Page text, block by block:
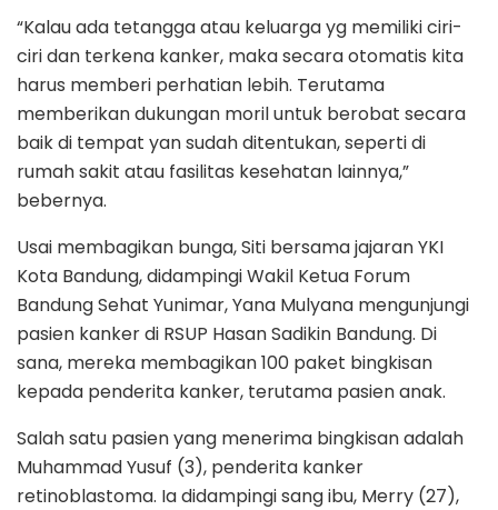
“Kalau ada tetangga atau keluarga yg memiliki ciri-
ciri dan terkena kanker, maka secara otomatis kita
harus memberi perhatian lebih. Terutama
memberikan dukungan moril untuk berobat secara
baik di tempat yan sudah ditentukan, seperti di
rumah sakit atau fasilitas kesehatan lainnya,”
bebernya.
Usai membagikan bunga, Siti bersama jajaran YKI
Kota Bandung, didampingi Wakil Ketua Forum
Bandung Sehat Yunimar, Yana Mulyana mengunjungi
pasien kanker di RSUP Hasan Sadikin Bandung. Di
sana, mereka membagikan 100 paket bingkisan
kepada penderita kanker, terutama pasien anak.
Salah satu pasien yang menerima bingkisan adalah
Muhammad Yusuf (3), penderita kanker
retinoblastoma. Ia didampingi sang ibu, Merry (27),